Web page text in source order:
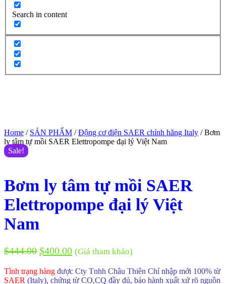
Search in content
Home / SẢN PHẨM /Động cơ điện SAER chính hãng Italy / Bơm
ly tâm tự mồi SAER Elettropompe đại lý Việt Nam
Sale!
Bơm ly tâm tự mồi SAER
Elettropompe đại lý Việt
Nam
$444.00 $400.00 (Giá tham khảo)
Tình trạng hàng được Cty Tnhh Châu Thiên Chí nhập mới 100% từ
SAER (Italy), chứng từ CO,CQ đầy đủ, bảo hành xuất xứ rõ nguồn